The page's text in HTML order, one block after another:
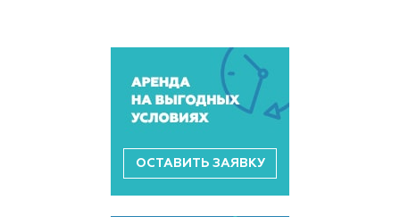
ОСТАВИТЬ ЗАЯВКУ